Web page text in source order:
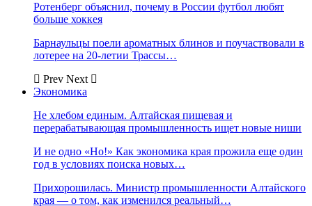
Ротенберг объяснил, почему в России футбол любят
больше хоккея
Барнаульцы поели ароматных блинов и поучаствовали в
лотерее на 20-летии Трассы…
Prev Next
Экономика
Не хлебом единым. Алтайская пищевая и
перерабатывающая промышленность ищет новые ниши
И не одно «Но!» Как экономика края прожила еще один
год в условиях поиска новых…
Прихорошилась. Министр промышленности Алтайского
края — о том, как изменился реальный…